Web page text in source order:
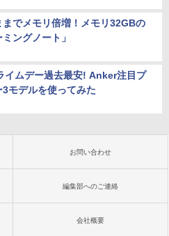
までメモリ倍増！メモリ32GBの
ミングノート」
イムデー過去最安! Anker注目プ
3モデルを使ってみた
お問い合わせ
編集部へのご連絡
会社概要